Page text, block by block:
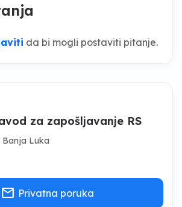
da bi mogli postaviti pitanje.
za zapošljavanje RS
Banja Luka
mail Privatna poruka